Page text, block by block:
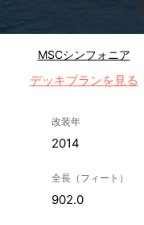
MSCシンフォニア
デッキプランを見る
改装年
2014
全長（フィート）
902.0